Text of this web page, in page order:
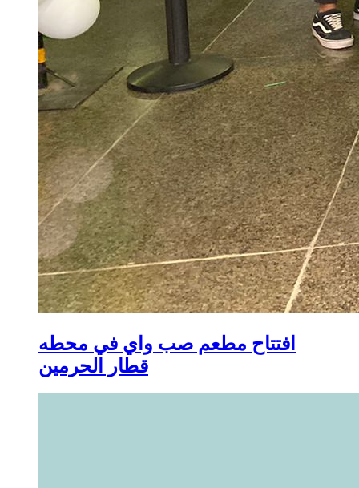
افتتاح مطعم صب واي في محطه
قطار الحرمين